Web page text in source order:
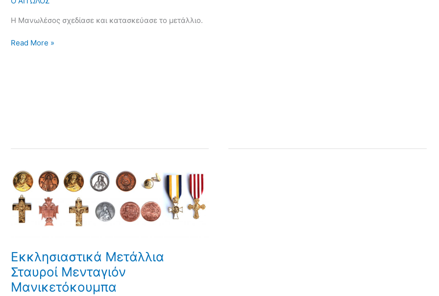
Η Μανωλέσος σχεδίασε και κατασκεύασε το μετάλλιο.
Read More »
Εκκλησιαστικά Μετάλλια
Σταυροί Μενταγιόν
Μανικετόκουμπα
Εκκλησιαστικά
Μετάλλια
Σταυροί
Μενταγιόν
Μανικετόκουμπα